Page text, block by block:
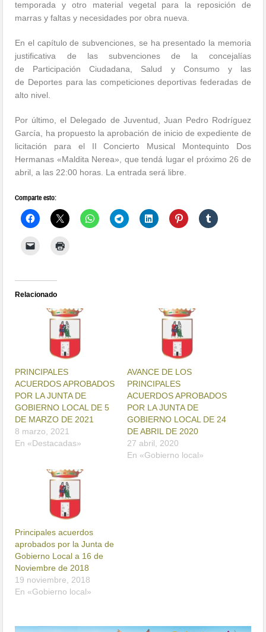
temporada y otro material vegetal para la reposición de
marras y faltas y necesidades por obra nueva.
En el capítulo de subvenciones, se ha presentado la memoria
justificativa de las subvenciones de la concejalías
de Participación Ciudadana, Salud y Consumo y las
de Deportes para las competiciones deportivas federadas de
alto nivel.
Por último, el Delegado de Juventud, Juan Pedro Rodríguez
García, ha propuesto la aprobación de inicio de expediente de
licitación para el II Concierto Musical Montequinto Dos
Hermanas «Maldita Nerea», que tendá lugar el próximo 26 de
abril, a las 22:00 horas. La entrada será libre.
Comparte esto:
Relacionado
PRINCIPALES
ACUERDOS APROBADOS
POR LA JUNTA DE
GOBIERNO LOCAL DE 5
DE MARZO DE 2021
8 marzo, 2021
En «Destacadas»
AVANCE DE LOS
PRINCIPALES
ACUERDOS APROBADOS
POR LA JUNTA DE
GOBIERNO LOCAL DE 24
DE ABRIL DE 2020
27 abril, 2020
En «Gobierno local»
Principales acuerdos
aprobados por la Junta de
Gobierno Local a 16 de
Noviembre de 2018
19 noviembre, 2018
En «Gobierno local»